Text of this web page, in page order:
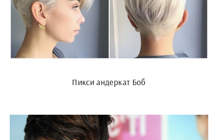
Пикси андеркат Боб